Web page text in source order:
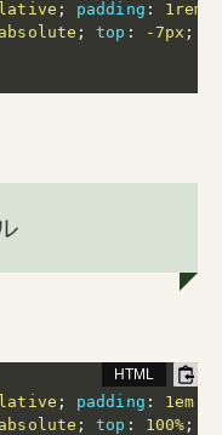
; padding :
1rem
; top : -7px ;
; padding :
1em
; top : 100% ;